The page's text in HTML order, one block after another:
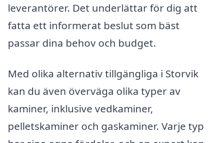
leverantörer. Det underlättar för dig att
fatta ett informerat beslut som bäst
passar dina behov och budget.
Med olika alternativ tillgängliga i Storvik
kan du även överväga olika typer av
kaminer, inklusive vedkaminer,
pelletskaminer och gaskaminer. Varje typ